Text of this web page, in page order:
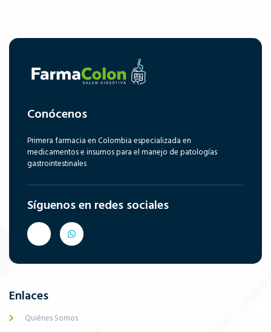
Conócenos
Primera farmacia en Colombia especializada en
medicamentos e insumos para el manejo de patologías
gastrointestinales
Síguenos en redes sociales
Enlaces
Quiénes Somos